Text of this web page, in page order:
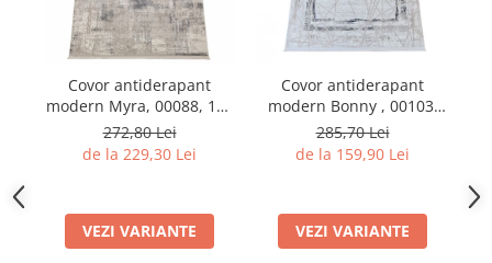
Covor antiderapant
modern Myra, 00088, 100
x 200 cm, Gri Bej,
Grosime 5mm
272,80 Lei
de la 229,30 Lei
VEZI VARIANTE
Covor antiderapant
modern Bonny , 00103,
200 x 290 cm, Crem Gri,
Grosime 5mm
285,70 Lei
de la 159,90 Lei
VEZI VARIANTE